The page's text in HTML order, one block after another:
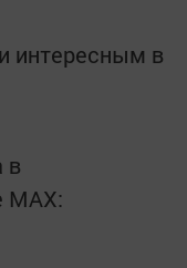
интересным в
в
MАХ: